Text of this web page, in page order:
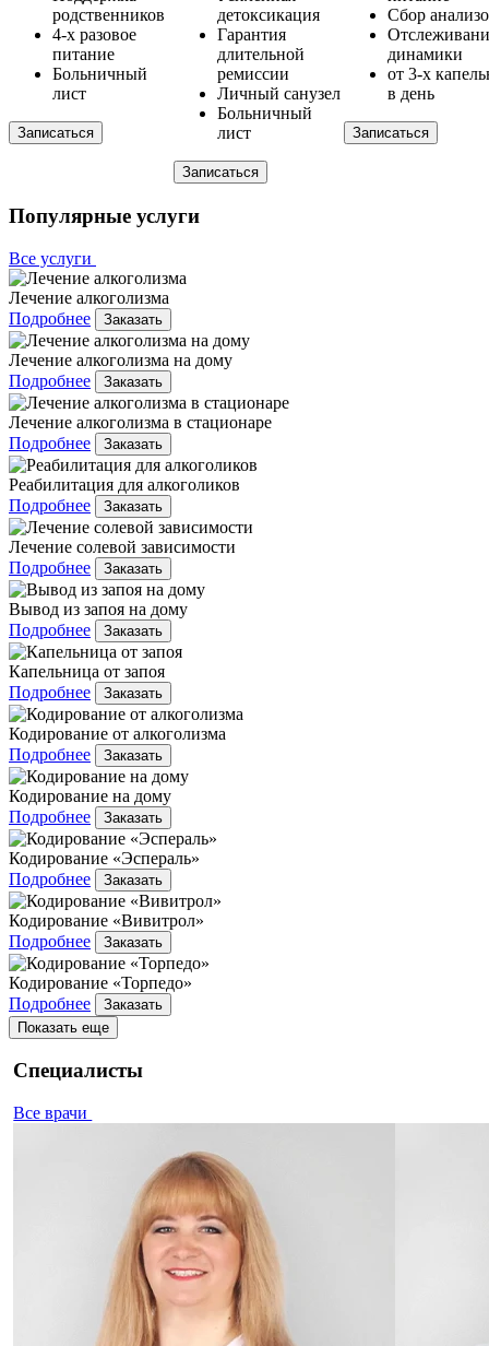
родственников
4-х разовое
питание
Больничный
лист
Записаться
детоксикация
Гарантия
длительной
ремиссии
Личный санузел
Больничный
лист
Записаться
Сбор
динамики
от 3-х
в день
Записаться
Популярные услуги
Все услуги
Лечение алкоголизма
Подробнее
Заказать
Лечение алкоголизма на дому
Подробнее
Заказать
Лечение алкоголизма в стационаре
Подробнее
Заказать
Реабилитация для алкоголиков
Подробнее
Заказать
Лечение солевой зависимости
Подробнее
Заказать
Вывод из запоя на дому
Подробнее
Заказать
Капельница от запоя
Подробнее
Заказать
Кодирование от алкоголизма
Подробнее
Заказать
Кодирование на дому
Подробнее
Заказать
Кодирование «Эспераль»
Подробнее
Заказать
Кодирование «Вивитрол»
Подробнее
Заказать
Кодирование «Торпедо»
Подробнее
Заказать
Показать еще
Специалисты
Все врачи